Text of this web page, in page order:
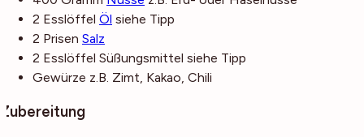
2 Esslöffel Öl siehe Tipp
2 Prisen Salz
2 Esslöffel Süßungsmittel siehe Tipp
Gewürze z.B. Zimt, Kakao, Chili
Zubereitung